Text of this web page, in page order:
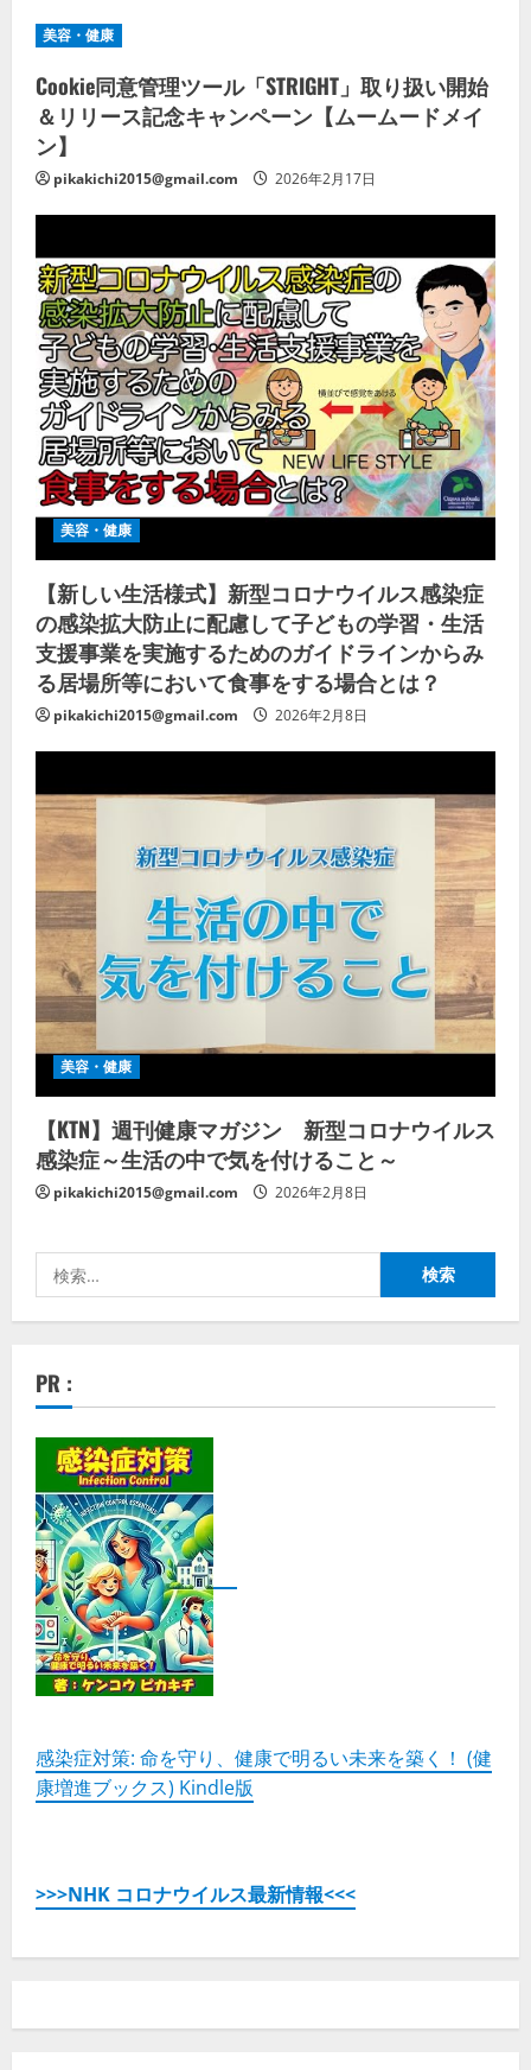
美容・健康
Cookie同意管理ツール「STRIGHT」取り扱い開始
＆リリース記念キャンペーン【ムームードメイ
ン】
pikakichi2015@gmail.com 2026年2月17日
美容・健康
【新しい生活様式】新型コロナウイルス感染症
の感染拡大防止に配慮して子どもの学習・生活
支援事業を実施するためのガイドラインからみ
る居場所等において食事をする場合とは？
pikakichi2015@gmail.com 2026年2月8日
美容・健康
【KTN】週刊健康マガジン 新型コロナウイルス
感染症～生活の中で気を付けること～
pikakichi2015@gmail.com 2026年2月8日
索:
PR :
感染症対策: 命を守り、健康で明るい未来を築く！ (健
康増進ブックス) Kindle版
>>>NHK コロナウイルス最新情報<<<